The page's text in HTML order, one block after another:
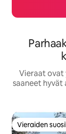
Vieraat ovat
saaneet hyvät
Vieraiden
Vieraiden